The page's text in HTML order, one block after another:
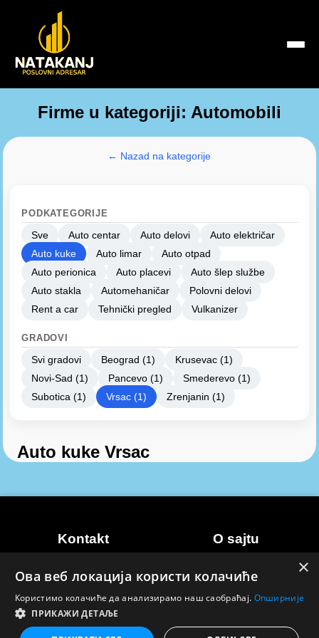
Firme u kategoriji: Automobili
← Nazad na kategorije
PODKATEGORIJE
Sve Auto centar Auto delovi
Auto električar
Auto kuke
Auto limar
Auto otpad
Auto perionica
Auto placevi
Auto šlep službe
Auto stakla
Automehaničar
Polovni delovi
Rent a car
Tehnički pregled Vulkanizer
GRADOVI
Svi gradovi Beograd (1)
Krusevac (1)
Novi-Sad (1)
Pancevo (1)
Smederevo (1)
Subotica (1)
Vrsac (1) Zrenjanin (1)
Auto kuke Vrsac
Kontakt O sajtu
© 2026 Natakanj vremenska prognoza. Sva prava
×
Ова веб локација користи колачиће
Користимо колачиће да анализирамо наш саобраћај. Опширније
ПРИКАЖИ ДЕТАЉЕ